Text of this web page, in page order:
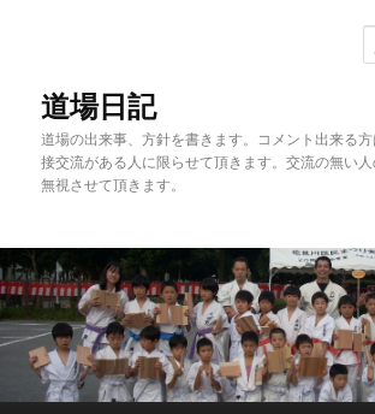
道場日記
道場の出来事、方針を書きます。コメント出来る
接交流がある人に限らせて頂きます。交流の無い
無視させて頂きます。